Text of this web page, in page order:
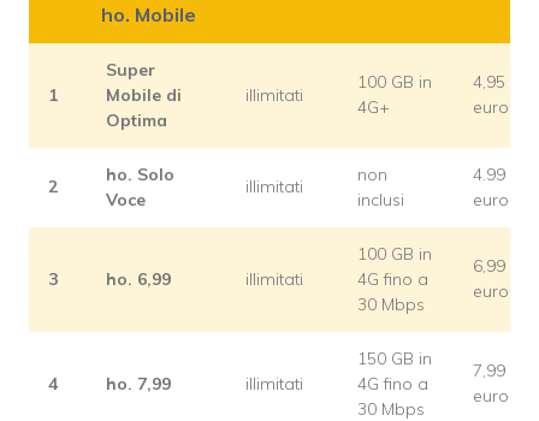
ho. Mobile
1
Super
Mobile di
Optima
illimitati
100 GB in
4G+
4,95
euro
2
ho. Solo
Voce
illimitati
non
inclusi
4.99
euro
3 ho. 6,99 illimitati
100 GB in
4G fino a
30 Mbps
6,99
euro
4 ho. 7,99 illimitati
150 GB in
4G fino a
30 Mbps
7,99
euro